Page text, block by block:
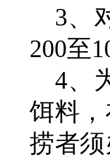
3、
200至
4、
饵料
捞者